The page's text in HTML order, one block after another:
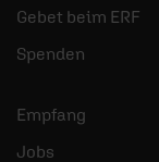
Gebet beim ERF
Spenden
Empfang
Jobs